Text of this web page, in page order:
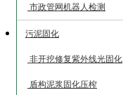
市政管网机器人检测
污泥固化
非开挖修复紫外线光固化
盾构泥浆固化压榨